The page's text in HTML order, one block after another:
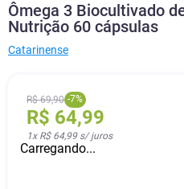
Ômega 3 Biocultivado
Nutrição 60 cápsulas
Catarinense
R$ 69,90 -7%
R$ 64,99
1x R$ 64,99s/ juros
Carregando...